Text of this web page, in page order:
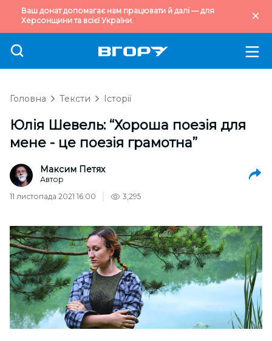
Ваш донат допомагає нам працювати й далі — для
Херсонщини та всієї України.
Головна Тексти Історії
Юлія Шевель: “Хороша поезія для
мене - це поезія грамотна”
Максим Петях
Автор
11 листопада 2021 16:00
3,295